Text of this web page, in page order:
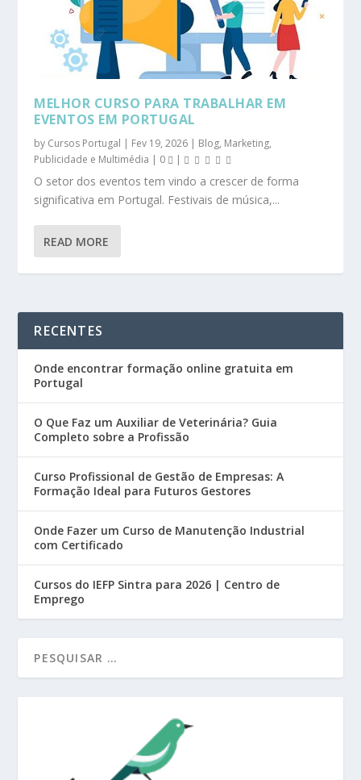
MELHOR CURSO PARA TRABALHAR EM
EVENTOS EM PORTUGAL
by Cursos Portugal | Fev 19, 2026 | Blog, Marketing,
Publicidade e Multimédia | 0 |
O setor dos eventos tem vindo a crescer de forma
significativa em Portugal. Festivais de música,...
READ MORE
RECENTES
Onde encontrar formação online gratuita em
Portugal
O Que Faz um Auxiliar de Veterinária? Guia
Completo sobre a Profissão
Curso Profissional de Gestão de Empresas: A
Formação Ideal para Futuros Gestores
Onde Fazer um Curso de Manutenção Industrial
com Certificado
Cursos do IEFP Sintra para 2026 | Centro de
Emprego